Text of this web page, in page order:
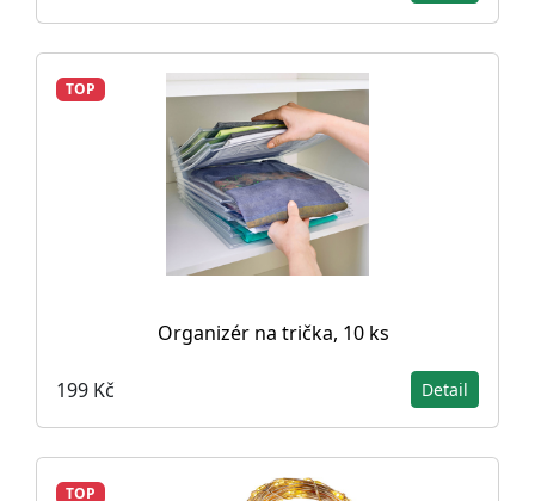
TOP
Organizér na trička, 10 ks
199 Kč Detail
TOP